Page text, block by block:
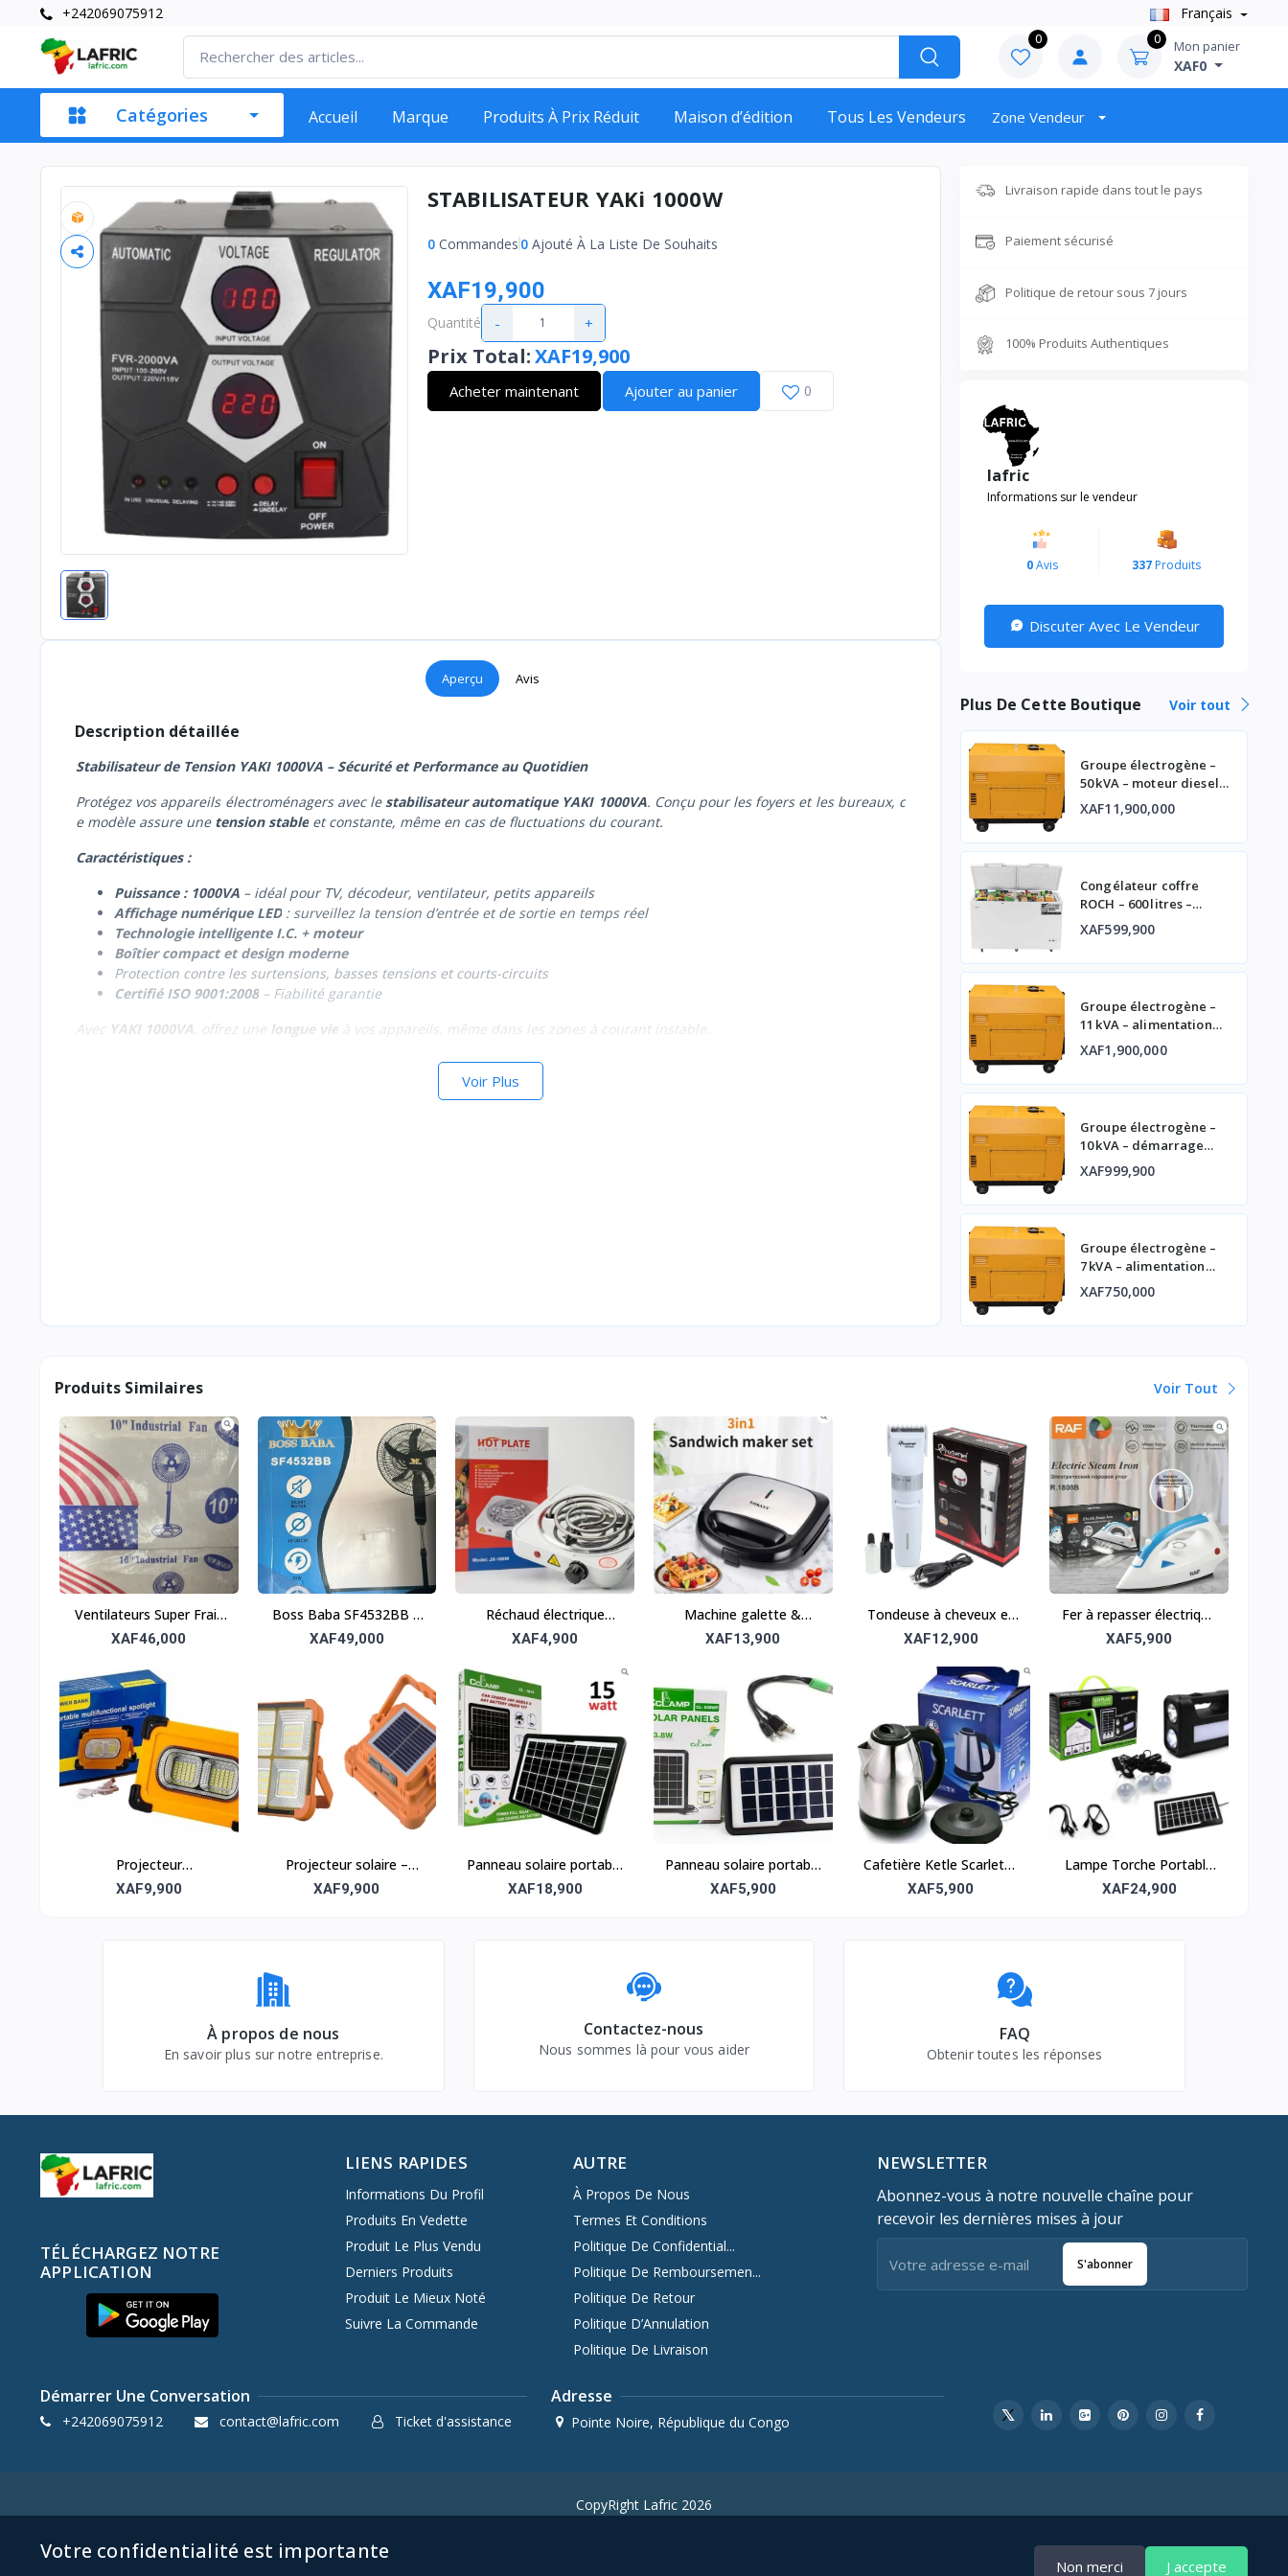
+242069075912 Français
0 0 Mon panier
XAF0
Catégories Accueil Marque Produits À Prix Réduit Maison d’édition Tous Les Vendeurs Zone Vendeur
STABILISATEUR YAKi 1000W
0Commandes 0Ajouté À La Liste De Souhaits
XAF19,900
Quantité - +
Prix Total:XAF19,900
Acheter maintenant Ajouter au panier 0
Aperçu Avis
Description détaillée
Stabilisateur de Tension YAKI 1000VA – Sécurité et Performance au Quotidien
Protégez vos appareils électroménagers avec lestabilisateur automatique YAKI 1000VA. Conçu pour les foyers et les bureaux, c
e modèle assure une tension stable et constante, même en cas de fluctuations du courant.
Caractéristiques :
Puissance : 1000VA – idéal pour TV, décodeur, ventilateur, petits appareils
Affichage numérique LED : surveillez la tension d’entrée et de sortie en temps réel
Technologie intelligente I.C. + moteur
Boîtier compact et design moderne
Protection contre les surtensions, basses tensions et courts-circuits
Certifié ISO 9001:2008 – Fiabilité garantie
Avec YAKI 1000VA , offrez une longue vie à vos appareils, même dans les zones à courant instable.
Voir Plus
Livraison rapide dans tout le pays
Paiement sécurisé
Politique de retour sous 7 jours
100% Produits Authentiques
lafric
Informations sur le vendeur
0Avis 337 Produits
Discuter Avec Le Vendeur
Plus De Cette Boutique Voir tout
Groupe électrogène –
50 kVA – moteur diesel
industriel
XAF11,900,000
Congélateur coffre
ROCH – 600 litres –
double porte
XAF599,900
Groupe électrogène –
11 kVA – alimentation
fiable
XAF1,900,000
Groupe électrogène –
10 kVA – démarrage
automatique et
affichage digital
XAF999,900
Groupe électrogène –
7 kVA – alimentation
fiable
XAF750,000
Produits Similaires Voir Tout
Ventilateurs Super Frais
– Carton de 4 pour un
XAF46,000
Boss Baba SF4532BB –
Ventilateur sur pied à
XAF49,000
Réchaud électrique
portable JX-100W –
XAF4,900
Machine galette &
sandwich 3-en-1 –
XAF13,900
Tondeuse à cheveux et
barbe Geemy GM_6042 –
XAF12,900
Fer à repasser électrique
– Repassage lisse et
XAF5,900
Projecteur
multifonctionnel –
XAF9,900
Projecteur solaire –
Puissant et étanche
XAF9,900
Panneau solaire portable
CclLAMP CL-1615 – 15W
XAF18,900
Panneau solaire portable
– Solution énergétique
XAF5,900
Cafetière Ketle Scarlette
– Élégante et pratique
XAF5,900
Lampe Torche Portable
avec 3 Ampoules et
XAF24,900
À propos de nous
En savoir plus sur notre entreprise.
Contactez-nous
Nous sommes là pour vous aider
FAQ
Obtenir toutes les réponses
TÉLÉCHARGEZ NOTRE
APPLICATION
LIENS RAPIDES
Informations Du Profil
Produits En Vedette
Produit Le Plus Vendu
Derniers Produits
Produit Le Mieux Noté
Suivre La Commande
AUTRE
À Propos De Nous
Termes Et Conditions
Politique De Confidential...
Politique De Remboursemen...
Politique De Retour
Politique D’Annulation
Politique De Livraison
NEWSLETTER
Abonnez-vous à notre nouvelle chaîne pour
recevoir les dernières mises à jour
S'abonner
Démarrer Une Conversation
+242069075912 contact@lafric.com Ticket d'assistance
Adresse
Pointe Noire, République du Congo
CopyRight Lafric 2026
Votre confidentialité est importante
Non merci J accepte